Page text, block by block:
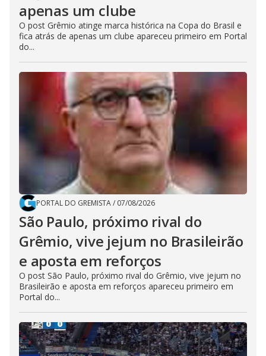
apenas um clube
O post Grêmio atinge marca histórica na Copa do Brasil e
fica atrás de apenas um clube apareceu primeiro em Portal
do...
PORTAL DO GREMISTA/ 07/08/2026
São Paulo, próximo rival do
Grêmio, vive jejum no Brasileirão
e aposta em reforços
O post São Paulo, próximo rival do Grêmio, vive jejum no
Brasileirão e aposta em reforços apareceu primeiro em
Portal do...